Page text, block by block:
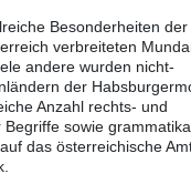
Besonderheiten
verbreiteten
andere wurden nicht-
der
Anzahl rechts- und
sowie
das österreichische